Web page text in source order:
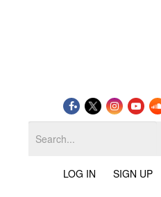
LOG IN SIGN UP